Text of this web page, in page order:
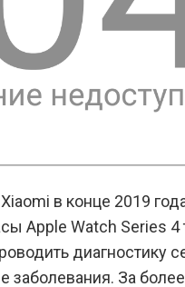
в конце 2019
Apple Watch Series 4
диагностику
заболевания. За